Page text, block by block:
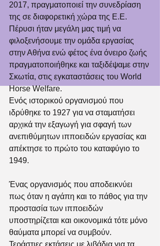
2017, πραγματοποιεί την συνεδρίαση
της σε διαφορετική χώρα της Ε.Ε.
Πέρυσι ήταν μεγάλη μας τιμή να
φιλοξενήσουμε την ομάδα εργασίας
στην Αθήνα ενώ φέτος ένα όνειρο ζωής
πραγματοποιήθηκε και ταξιδέψαμε στην
Σκωτία, στις εγκαταστάσεις του World
Horse Welfare.
Ενός ιστορικού οργανισμού που
ιδρύθηκε το 1927 για να σταματήσει
αρχικά την εξαγωγή για σφαγή των
ανεπιθύμητων ιπποειδών εργασίας και
απέκτησε το πρώτο του καταφύγιο το
1949.
Ένας οργανισμός που αποδεικνύει
πως όταν η αγάπη και το πάθος για την
προστασία των ιπποειδών
υποστηρίζεται και οικονομικά τότε μόνο
θαύματα μπορεί να συμβούν.
Τεράστιες εκτάσεις με λιβάδια για τα